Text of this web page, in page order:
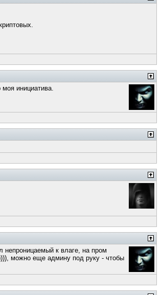
моя инициатива.
непроницаемый к влаге, на пром
можно еще админу под руку - чтобы